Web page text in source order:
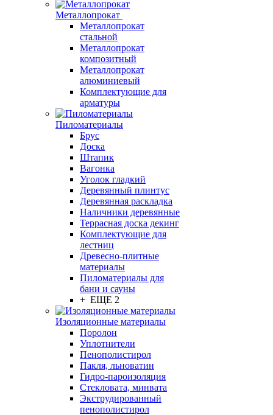
Металлопрокат
Металлопрокат
стальной
Металлопрокат
композитный
Металлопрокат
алюминиевый
Комплектующие для
арматуры
Пиломатериалы
Брус
Доска
Штапик
Вагонка
Уголок гладкий
Деревянный плинтус
Деревянная раскладка
Наличники деревянные
Террасная доска декинг
Комплектующие для
лестниц
Древесно-плитные
материалы
Пиломатериалы для
бани и сауны
+ ЕЩЕ 2
Изоляционные материалы
Поролон
Уплотнители
Пенополистирол
Пакля, льноватин
Гидро-пароизоляция
Стекловата, минвата
Экструдированный
пенополистирол